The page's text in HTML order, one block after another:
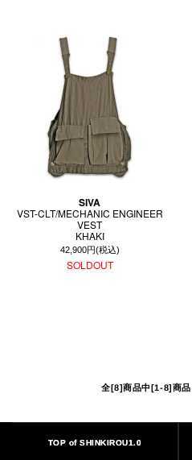
SIVA
VST-CLT/MECHANIC ENGINEER
VEST
KHAKI
42,900円(税込)
SOLDOUT
全[8]商品中[1-8]商品
TOP of SHINKIROU1.0